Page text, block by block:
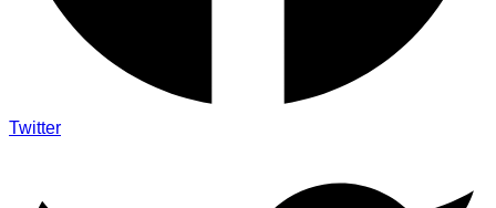
Twitter